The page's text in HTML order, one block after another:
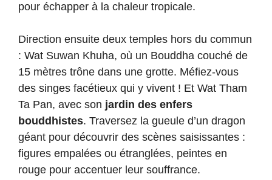
pour échapper à la chaleur tropicale.
Direction ensuite deux temples hors du commun
: Wat Suwan Khuha, où un Bouddha couché de
15 mètres trône dans une grotte. Méfiez-vous
des singes facétieux qui y vivent ! Et Wat Tham
Ta Pan, avec son jardin des enfers
bouddhistes. Traversez la gueule d’un dragon
géant pour découvrir des scènes saisissantes :
figures empalées ou étranglées, peintes en
rouge pour accentuer leur souffrance.